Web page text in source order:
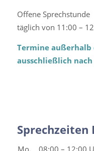
Offene Sprechstunde
täglich von 11:00 –
Termine außerhalb
ausschließlich
Sprechzeiten
Mo.
08:00 – 12:00